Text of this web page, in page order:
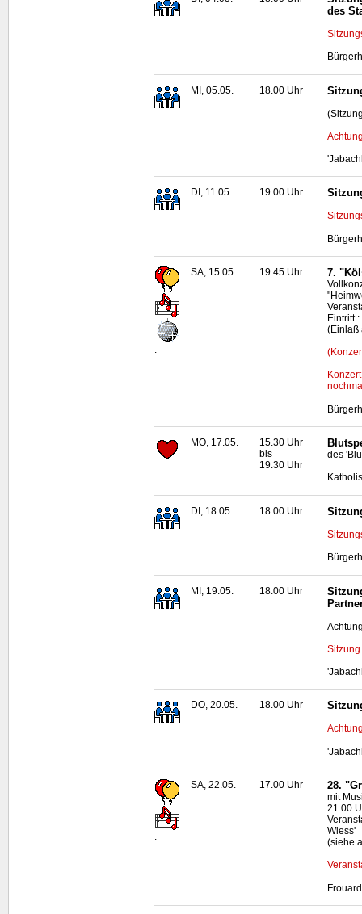
des
MI, 05.05. 18.00 Uhr
DI, 11.05. 19.00 Uhr
.
SA, 15.05. 19.45 Uhr 7.
Eintritt
(Einlaß
MO, 17.05.
15.30 Uhr
bis
19.30 Uhr
des
DI, 18.05. 18.00 Uhr
MI, 19.05. 18.00 Uhr
DO, 20.05. 18.00 Uhr
.
SA, 22.05. 17.00 Uhr 28.
mit
21.00
Wiess'
(siehe